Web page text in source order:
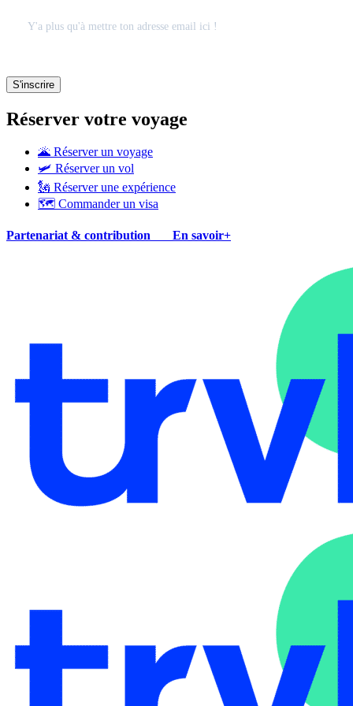
Réserver votre voyage
🌋 Réserver un voyage
🛩 Réserver un vol
🗽 Réserver une expérience
🗺 Commander un visa
Partenariat & contribution En savoir+